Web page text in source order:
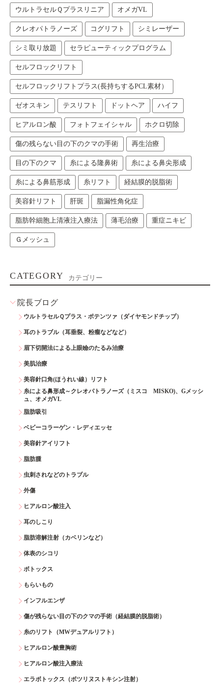
ウルトラセルＱプラスリニア オメガVL
クレオパトラノーズ コグリフト シミレーザー
シミ取り放題 セラピューティックプログラム
セルフロックリフト
セルフロックリフトプラス(長持ちするPCL素材）
ゼオスキン テスリフト ドットヘア ハイフ
ヒアルロン酸 フォトフェイシャル ホクロ切除
傷の残らない目の下のクマの手術 再生治療
目の下のクマ 糸による隆鼻術 糸による鼻尖形成
糸による鼻筋形成 糸リフト 経結膜的脱脂術
美容針リフト 肝斑 脂漏性角化症
脂肪幹細胞上清液注入療法 薄毛治療 重症ニキビ
Ｇメッシュ
CATEGORY カテゴリー
院長ブログ
ウルトラセルＱプラス・ポテンツァ（ダイヤモンドチップ）
耳のトラブル（耳垂裂、粉瘤などなど）
眉下切開法による上眼瞼のたるみ治療
美肌治療
美容針口角(ほうれい線）リフト
糸による鼻形成～クレオパトラノーズ（ミスコ MISKO)、Gメッシ
ュ、オメガVL
脂肪吸引
ベビーコラーゲン・レディエッセ
美容針アイリフト
脂肪腫
虫刺されなどのトラブル
外傷
ヒアルロン酸注入
耳のしこり
脂肪溶解注射（カベリンなど）
体表のシコリ
ボトックス
もらいもの
インフルエンザ
傷が残らない目の下のクマの手術（経結膜的脱脂術）
糸のリフト（MWデュアルリフト）
ヒアルロン酸豊胸術
ヒアルロン酸注入療法
エラボトックス（ボツリヌストキシン注射）